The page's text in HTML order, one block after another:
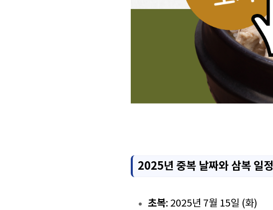
2025년 중복 날짜와 삼복 일정
초복: 2025년 7월 15일 (화)